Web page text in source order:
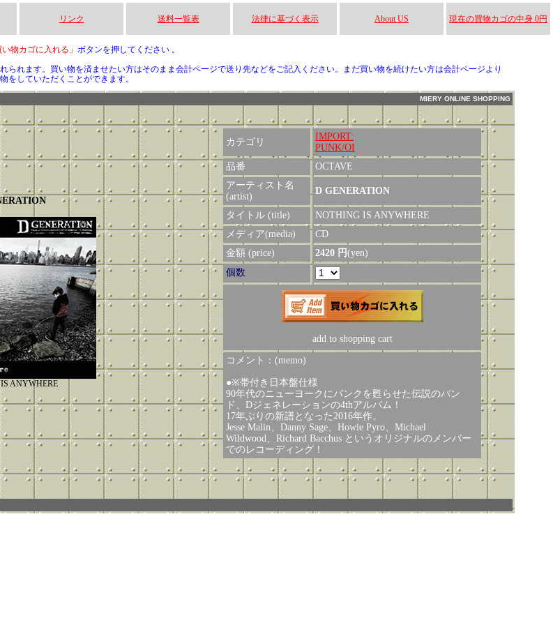
リンク 送料一覧表 法律に基づく表示 About US 現在の買物カゴの中身 0円
い物カゴに入れる」 ボタンを押してください 。
られます。買い物を済ませたい方はそのまま会計ページで送り先などをご記入ください。まだ買い物を続けたい方は会計ページより
をしていただくことができます。
MIERY ONLINE SHOPPING
ANYWHERE
カテゴリ
IMPORT:
PUNK/OI
品番
OCTAVE
アーティスト名
(artist)
D GENERATION
タイトル (title)
NOTHING IS ANYWHERE
メディア(media)
CD
金額 (price)
2420 円(yen)
個数
add to shopping cart
コメント：(memo)
●※帯付き日本盤仕様
90年代のニューヨークにパンクを甦らせた伝説のバン
ド、Dジェネレーションの4thアルバム！
17年ぶりの新譜となった2016年作。
Jesse Malin、Danny Sage、Howie Pyro、Michael
Wildwood、Richard Bacchus というオリジナルのメンバー
でのレコーディング！